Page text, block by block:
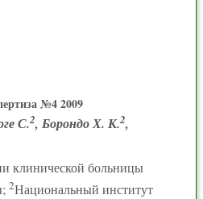
№4 2009
С.2, Борондо Х. К.2,
клинической больницы
2Национальный институт